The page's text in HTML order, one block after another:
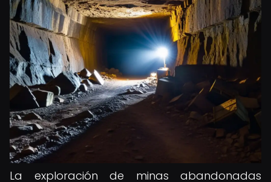
La exploración de minas abandonadas